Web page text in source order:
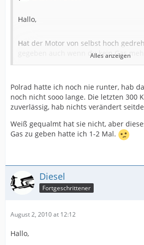
Hallo,
Hat der Motor von selbst hoch
gegeben auch wenn du kein Gas
gefahren hast ?
Hattest du in letzter Zeit das Polrad
Diesel
Alles anzeigen
Polrad hatte ich noch nie runter, hab
noch nicht sooo lange. Die letzten 300
zuverlässig, hab nichts verändert
Weiß gequalmt hat sie nicht, aber
Gas zu geben hatte ich 1-2 Mal.
Diesel
Fortgeschrittener
August 2, 2010 at 12:12
Hallo,